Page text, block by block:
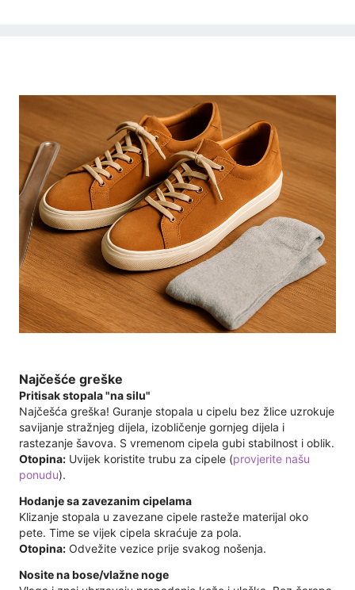
Najčešće greške
Pritisak stopala "na silu"
Najčešća greška! Guranje stopala u cipelu bez žlice uzrokuje
savijanje stražnjeg dijela, izobličenje gornjeg dijela i
rastezanje šavova. S vremenom cipela gubi stabilnost i oblik.
Otopina: Uvijek koristite trubu za cipele (provjerite našu
ponudu).
Hodanje sa zavezanim cipelama
Klizanje stopala u zavezane cipele rasteže materijal oko
pete. Time se vijek cipela skraćuje za pola.
Otopina: Odvežite vezice prije svakog nošenja.
Nosite na bose/vlažne noge